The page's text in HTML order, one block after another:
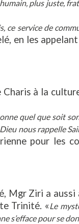
plus juste,
ce service de
en les
à la
quel que soit
nous rappelle
pour les
Mgr Ziri a aussi
Trinité. «Le
s’efface pour se